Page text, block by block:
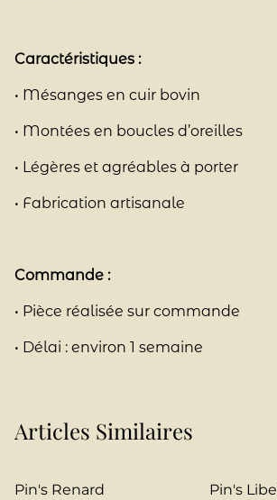
Caractéristiques :
• Mésanges en cuir bovin
• Montées en boucles d’oreilles
• Légères et agréables à porter
• Fabrication artisanale
Commande :
• Pièce réalisée sur commande
• Délai : environ 1 semaine
Articles Similaires
Pin's Renard
Pin's